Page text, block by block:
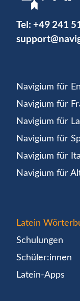
Tel: +49 241
Navigium für
Navigium für
Navigium für
Navigium für
Navigium für
Navigium für
Latein
Schulungen
Schüler:innen
Latein-Apps